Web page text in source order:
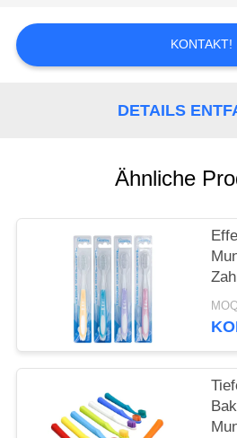
UNS
IN
DATENSCHUTZ-
BESTIMMUNGEN
KONTAKT!
DETAILS
Ähnliche